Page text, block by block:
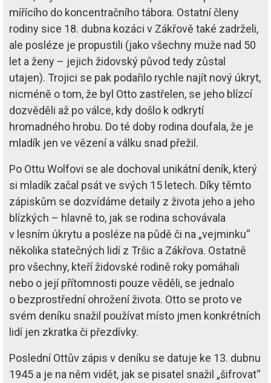
mířícího do koncentračního tábora. Ostatní členy
rodiny sice 18. dubna kozáci v Zákřově také zadrželi,
ale posléze je propustili (jako všechny muže nad 50
let a ženy – jejich židovský původ tedy zůstal
utajen). Trojici se pak podařilo rychle najít nový úkryt,
nicméně o tom, že byl Otto zastřelen, se jeho blízcí
dozvěděli až po válce, kdy došlo k odkrytí
hromadného hrobu. Do té doby rodina doufala, že je
mladík jen ve vězení a válku snad přežil.
Po Ottu Wolfovi se ale dochoval unikátní deník, který
si mladík začal psát ve svých 15 letech. Díky těmto
zápiskům se dozvídáme detaily z života jeho a jeho
blízkých – hlavně to, jak se rodina schovávala
v lesním úkrytu a posléze na půdě či na „vejminku“
několika statečných lidí z Tršic a Zákřova. Ostatně
pro všechny, kteří židovské rodině roky pomáhali
nebo o její přítomnosti pouze věděli, se jednalo
o bezprostřední ohrožení života. Otto se proto ve
svém deníku snažil používat místo jmen konkrétních
lidí jen zkratka či přezdívky.
Poslední Ottův zápis v deníku se datuje ke 13. dubnu
1945 a je na něm vidět, jak se pisatel snažil „šifrovat“